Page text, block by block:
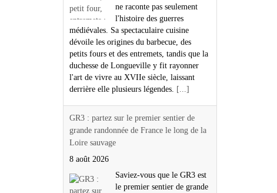
ne raconte pas seulement
l'histoire des guerres
médiévales. Sa spectaculaire cuisine
dévoile les origines du barbecue, des
petits fours et des entremets, tandis que la
duchesse de Longueville y fit rayonner
l'art de vivre au XVIIe siècle, laissant
derrière elle plusieurs légendes.
[...]
GR3 : partez sur le premier sentier de
grande randonnée de France le long de la
Loire sauvage
8 août 2026
Saviez-vous que le GR3 est
le premier sentier de grande